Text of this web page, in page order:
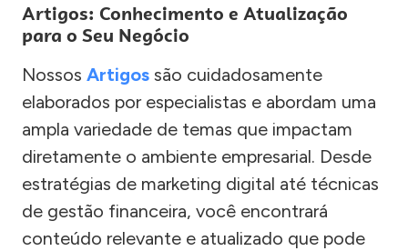
Artigos: Conhecimento e Atualização
para o Seu Negócio
Nossos Artigos são cuidadosamente
elaborados por especialistas e abordam uma
ampla variedade de temas que impactam
diretamente o ambiente empresarial. Desde
estratégias de marketing digital até técnicas
de gestão financeira, você encontrará
conteúdo relevante e atualizado que pode